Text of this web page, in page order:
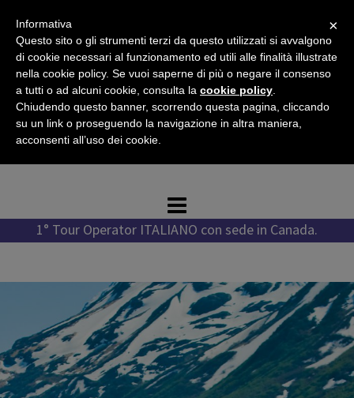
contenuto
Tel. +1 778 987 1796
Tel. +39 351 776 7276
WhatsApp +1 778 987 1796
1° Tour Operator ITALIANO con sede in Canada.
×
Informativa
Questo sito o gli strumenti terzi da questo utilizzati si avvalgono
di cookie necessari al funzionamento ed utili alle finalità illustrate
nella cookie policy. Se vuoi saperne di più o negare il consenso
a tutti o ad alcuni cookie, consulta la cookie policy
Chiudendo questo banner, scorrendo questa pagina, cliccando
su un link o proseguendo la navigazione in altra maniera,
acconsenti all’uso dei cookie.